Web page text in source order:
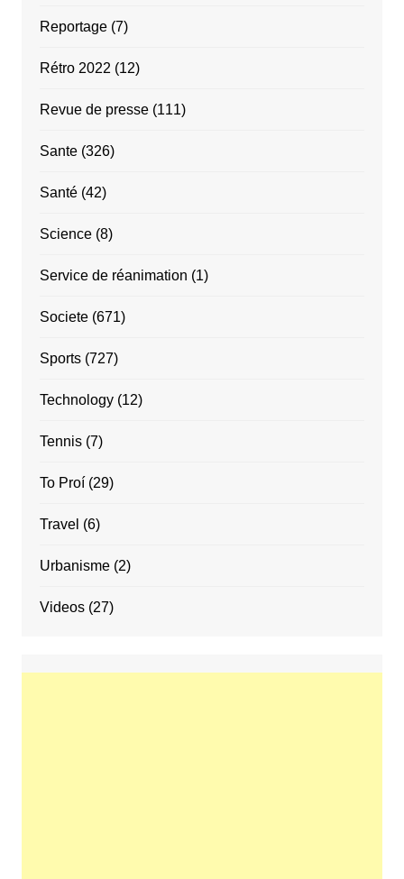
Reportage(7)
Rétro 2022 (12)
Revue de presse(111)
Sante(326)
Santé(42)
Science(8)
Service de réanimation (1)
Societe(671)
Sports(727)
Technology(12)
Tennis(7)
To Proí(29)
Travel (6)
Urbanisme(2)
Videos(27)